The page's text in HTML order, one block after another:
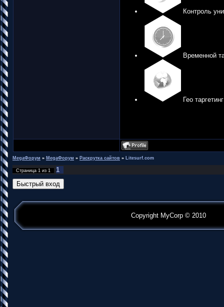
Контроль
Временной
Гео таргетинг
MegaФорум » MegaФорум » Раскрутка сайтов » Litesurf.com
Страница 1 из 1 1
Copyright MyCorp © 2010